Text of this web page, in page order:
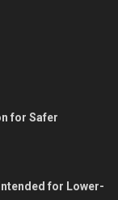
for Safer
for Lower-